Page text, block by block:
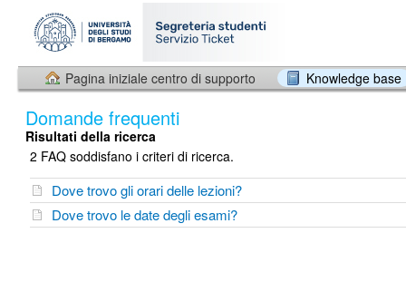
Pagina iniziale centro di supporto Knowledge base
Domande frequenti
Risultati della ricerca
2 FAQ soddisfano i criteri di ricerca.
Dove trovo gli orari delle lezioni?
Dove trovo le date degli esami?